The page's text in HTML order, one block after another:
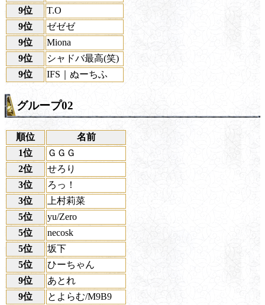
9位
T.O
9位
ゼゼゼ
9位
Miona
9位
シャドバ最高(笑)
9位
IFS｜ぬーちふ
グループ02
順位
名前
1位
ＧＧＧ
2位
せろり
3位
ろっ！
3位
上村莉菜
5位
yu/Zero
5位
necosk
5位
坂下
5位
ひーちゃん
9位
あとれ
9位
とよらむ/M9B9